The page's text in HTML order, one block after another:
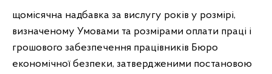
щомісячна надбавка за вислугу років у розмірі,
визначеному Умовами та розмірами оплати праці і
грошового забезпечення працівників Бюро
економічної безпеки, затвердженими постановою